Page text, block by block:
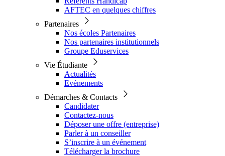
AFTEC en quelques chiffres
Partenaires
Nos écoles Partenaires
Nos partenaires institutionnels
Groupe Eduservices
Vie Étudiante
Actualités
Evénements
Démarches & Contacts
Candidater
Contactez-nous
Déposer une offre (entreprise)
Parler à un conseiller
S’inscrire à un événement
Télécharger la brochure